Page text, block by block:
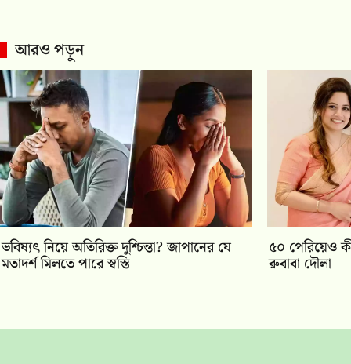
আরও পড়ুন
ভবিষ্যৎ নিয়ে অতিরিক্ত দুশ্চিন্তা? জাপানের যে
মতাদর্শ মিলতে পারে স্বস্তি
৫০ পেরিয়েও
রুবাবা দৌলা